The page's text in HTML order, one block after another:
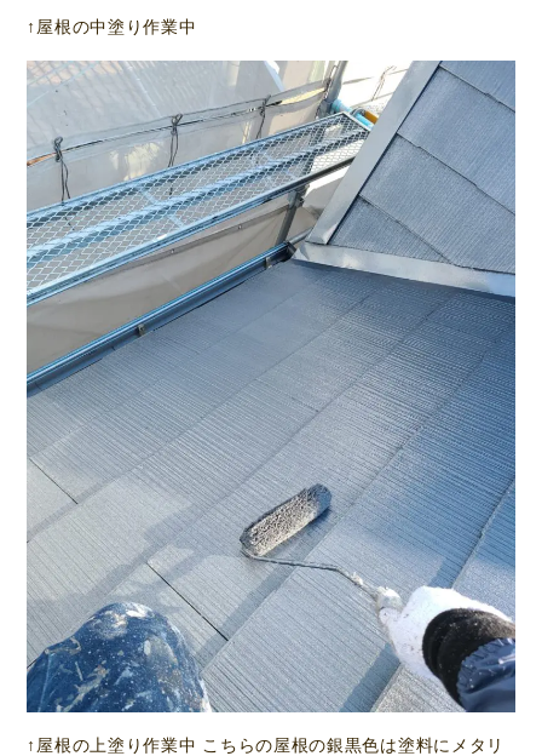
↑屋根の中塗り作業中
↑屋根の上塗り作業中 こちらの屋根の銀黒色は塗料にメタリ